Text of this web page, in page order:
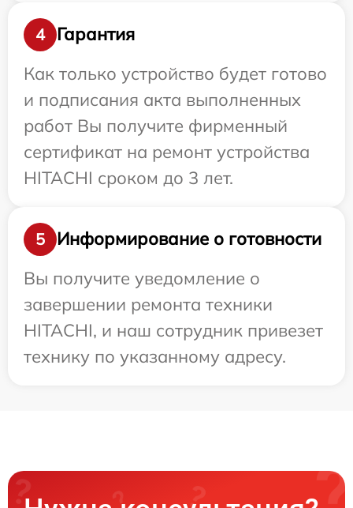
4
Гарантия
Как только устройство будет готово
и подписания акта выполненных
работ Вы получите фирменный
сертификат на ремонт устройства
HITACHI сроком до 3 лет.
5
Информирование о готовности
Вы получите уведомление о
завершении ремонта техники
HITACHI, и наш сотрудник привезет
технику по указанному адресу.